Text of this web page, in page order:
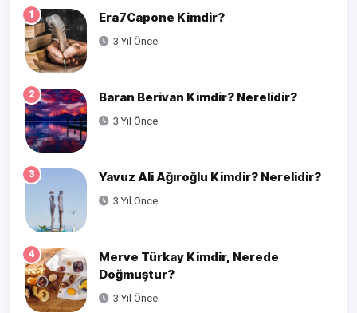
1 Era7Capone Kimdir?
3 Yıl Önce
2 Baran Berivan Kimdir? Nerelidir?
3 Yıl Önce
3 Yavuz Ali Ağıroğlu Kimdir? Nerelidir?
3 Yıl Önce
4
Merve Türkay Kimdir, Nerede
Doğmuştur?
3 Yıl Önce